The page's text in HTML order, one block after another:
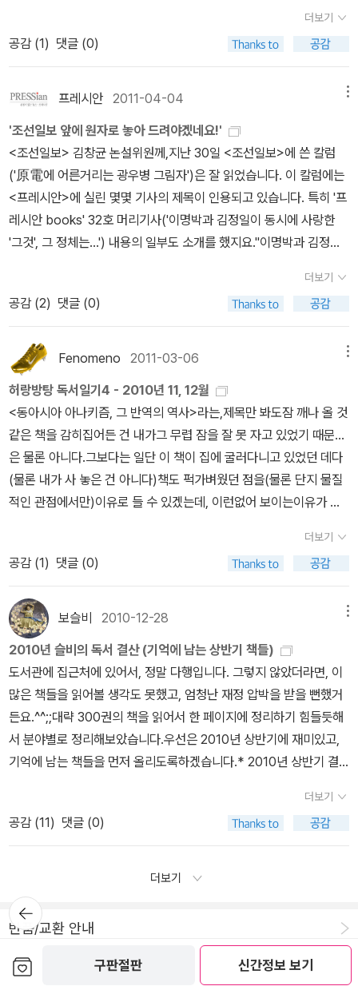
구판절판 신간정보 보기
석하고 있다. 그리고, 작가는 이 소설에서 새로운 기법을 선보이는데,
그것은 소설의 주요 인물인 세사람의 이야기를 쓰는 시점이 각각 다
다. ☆ 한가지 사건: 1964년 '도쿄 올림픽'♡ 두가지 시제: 시마자키
구니오(과거시점) 스가 다다시 와 마사오 형사(현재시점)
♧세가지 시각 : 구니오, 스가 다다시, 마사오 만약, '오쿠다 히데오'의
단편이나 비교적 짧은 장편소설을 읽은 독자들이라면, <올림픽의 몸
값>을 읽어보라고 권하고 싶다. 이번에 '오쿠다 히데오'는 <침묵의 거
리에서>를 출간하였다. 일본 교육현장에서 벌어지는 이지메 현상, 즉
집단 따돌림이 이 소설의 이야기의 중심축이 된다. 국내외 소설 중에
롭힘. 이런 이야기는 읽으면서도, 다 읽고 난 후에도 가슴이 먹먹해지
는 이야기이다. 비단 일본 뿐만아니라 우리나라에서도 잊을만하면 일
어나는 청소년 사건이기도 하다. 1~2년 전에 일어난 대구 왕따 중학
생 자살 사건을 보면, 친구처럼 함께 어울리는 아이들이 한 친구를 폭
행하고 고문하고, 게임 아이템을 높이기 위해서 협박까지 하자 그를
견디지 못하고 세상을 떠났다. 그 학생들이 바로 <침묵의 거리>에 나
오는 학생들처럼 중학교 2학년, 14살 아이였다. 이 책의 뒷 표지글에
는 ' 첫 장의 예측이 무엇이건, 마지막 장에 배신당한다.' 라는 글이 씌
여있다. 그러나 1권을 다 읽을 때까지는 독자들의 예측이 그리 빗나가
지는 않는다. 그리고 이 소설은 결코 어떤 예측을 하기 보다는 처음의
생각에서 그리 벗어나지 않는 범위내의 이야기로 1권을 마친다.그런
생들에게 일어날 수 있는 왕따 문제, 그로 인하여 일어나는 사건을 다
양한 시점에서 풀어나가는 점에 주목할 필요가 있다. 기말고사를 앞
둔 어느 여름날 오후 7시경, 학교에는 기말고사를 출제하던 선생님들
이 있었다. 아지마 선생님은 학교를 둘러 보던 중에 운동부실 지붕 또
는 근처의 은행나무에서 떨어져 도랑에 머리를 박고 죽은 학생을 발
견하게 된다. 운동부실 지붕 위에는 생긴지 얼마 안 되는 5쌍의 운동
화 발자국이 찍혀 있다.' 사건일까, 사고일까' 이 일을 수사하기 위한
경찰, 취재하기 위한 기자 그리고 검사가 다각적인 분석을 하게 된다.
죽은 아이는 중학교 2학년생인데, 그 지역에서 포목점을 하는 유복한
하기 때문에 같은 테니스부 학생들에게 따돌림을 당한 것을 휴대전화
통화내역을 통해서 알게 된다. 그리고 죽은 학생인 나구라 유이치의
경찰 조사를 받게 되고, 그 중의 2명의 만13살이기에 아동상담소로,
2명은 만 14살이기에 체포된다. 여기에서 잠깐 이와같이 집단 괴롭
힘에 시달리다가 자살을 한 중학생에 관련된 소설 중에는 만 14살에
큰 의미를 둔 소설들이 여럿 있다.일본 작가의 소설 중에서 중학생과
관련된 사건에 관한 소설을 살펴보면,여류작가인 '미나토 가나에'의 <
단색일까? 설마... 내용 ★★★★★ 디자인,편집 ★☆ (종이질이 이
게 뭔가요?) 2. 마시모 카를로토 <잘가요 내사랑, 안녕> 범죄소설
의 대가라는 마시모 카를로토의 하드보일드 누아르 소설.배신과 범죄
가 넘실대고 주인공마저 악당ㅋㅋㅋ 굉장히 재미있었다. 내용 ★★
오쿠다 히데오 <올림픽의 몸값> 2권이란 부담때문에, 오래동안 읽지
못하다 며칠 전 겨우 읽음. 재미도 있고, 생각할 거리도 있는 훌륭한
작품. 내용 ★★★★★ 디자인,편집 ★★★★ 4. 모리무라 세
이이치 <인간의 증명> 일본에서 770만부 이상 팔린 이유가 있네요.
40년전 작품이라고 생각할 수 없는 세련미에 문학적 향취까지. 거기
다 읽는 재미까지 있음. <화차>와 비슷한 느낌이라 체크해 두었는데,
모리무라 세이이치는 사회파의 거장이었군요. 도리어 '<화차>가 <인
간의 증명>과 비슷한 느낌이다'란 표현이 정확한 거였음. 단, '무네스
했던데 이해가 안 됨. 이 책이 나온시기에는 국민학교여서? 그런 생
각이라면 일본에서 쓰는 용어인 소학교라고 해야죠? 내용 ★★★★
★ 디자인,편집 ★★★
더보기
공감 (1) 댓글 (0)
프레시안 2011-04-04
'조선일보 앞에 원자로 놓아 드려야겠네요!'
<조선일보> 김창균 논설위원께,지난 30일 <조선일보>에 쓴 칼럼
('原電에 어른거리는 광우병 그림자')은 잘 읽었습니다. 이 칼럼에는
<프레시안>에 실린 몇몇 기사의 제목이 인용되고 있습니다. 특히 '프
레시안 books' 32호 머리기사('이명박과 김정일이 동시에 사랑한
'그것', 그 정체는…') 내용의 일부도 소개를 했지요.''이명박과 김정일,
성 정책과 김정일의 핵무기 개발을 동렬(同列)에 놓는다. 남·북한의
지도자가 세상 어떻게 돌아가는지 모르고 핵 장난을 하고 있다고 싸
잡아 비난한다.'그 글은 편지 형식을 빌려서 원자력 에너지를 놓고 대
중들이 가지고 있는 몇 가지 신화를 책 몇 권을 중심에 놓고 정리한 서
평입니다. 그 중에는 '원자력 발전소와 핵무기의 경계가 대중이 생각
하는 것처럼 그렇게 또렷하지 않다'는 지적도 있는데, 제목은 그 대목
을 눈에 띄게 뽑은 것이지요.사실 칼럼을 읽고서 쓴웃음이 나왔습니
다. 글을 인용하는 방식이 제목만 보고 신경질적으로 반응하는 식이
었기 때문입니다. '1등 신문을 자처하는 언론의 논설위원이 쓴 글치고
는…' 하면서 덮었지요. 마침 그 칼럼에 기사 제목이 인용된 동료 기자
가 반론을 쓴다고도 했고요. ▲ <원전을 멈춰라 : 체르노빌이 예언한
후쿠시마>(히로세 다카시 지음, 김원식 옮김, 이음 펴냄). ⓒ이음 히
로세 다카시의 <원전을 멈춰라 : 체르노빌이 예언한 후쿠시마>(김원
력 발전소의 위험을 정리한 이 책이 특별히 '원자력 에너지와 저널리
즘의 유착'을 다루면서, 언론의 책임을 특히 강조하고 있기 때문입니
다.히로세 다카시의 <원전을 멈춰라>는 원래 체르노빌 원자력 발전
소 사고가 난 지 1년이 지난 1987년에 일본에서 나와서 화제가 되었
던 책입니다. 국내에서는 1990년에 소개가 된 적이 있는데, 이번 후
쿠시마 사고에 맞춰서 출판사에서 발 빠르게 재출간을 했습니다.예전
에 읽었던 책을, 다시 뒤적이면서 저는 '아!' 하고 탄식을 할 수밖에 없
었습니다. 이미 20년 전에 이번 후쿠시마 사고를 정확히 예측하고 있
리스트로 꼽히는데, 이 책의 다음 대목은 그의 명성이 헛된 것이 아님
을 보여줍니다.'(지진, 해일이 일어나면) 정전이 됩니다. 예비 전원도
망가지고 그 순간 긴급 장치가 움직이지 않게 될 가능성도 큽니다.
니라 전 세계를 말기적인 사태로 몰아넣는 엄청난 재해가 일어날 것
입니다.' (199쪽)원자력의 진실 : 93% vs 33%이 책에서 히로세 다
카시는 아주 강한 어조로 원자력 에너지의 진실을 대중에게 제대로
전달하지 못하는 언론의 행태를 비판합니다. 그가 전하는 사실상 원
더보기
공감 (2) 댓글 (0)
Fenomeno 2011-03-06
허랑방탕 독서일기4 - 2010년 11, 12월
<동아시아 아나키즘, 그 반역의 역사>라는,제목만 봐도잠 깨나 올 것
같은 책을 감히집어든 건 내가그 무렵 잠을 잘 못 자고 있었기 때문...
은 물론 아니다.그보다는 일단 이 책이 집에 굴러다니고 있었던 데다
(물론 내가 사 놓은 건 아니다)책도 퍽가벼웠던 점을(물론 단지 물질
적인 관점에서만)이유로 들 수 있겠는데, 이런없어 보이는이유가 별
적인 계기가 되었다고 말해도 좋겠다. 과연 일본의 도쿄 올림픽 개최
를 다이너마이트 폭발로 위협하며'올림픽의 몸값'을 요구하는,소설 속
주인공 시마자키 구니오를 단지 '아나키스트'라는 하나의 단어로 대치
할 수 있을 것인지는 잘 모르겠지만, 어쩐지 악당과 정의의 사도 사이
를 왔다 갔다 하는 듯한주인공의 행보를보자니'위험'과 '매력'을 동시
에 풍기는 듯한 '아나키스트'에게도 약간이나마관심이 갔던것이다.그
러나 결론부터 말하자면,그리하여 슬며시 집어든 <동아시아 아나키
즘, 그 반역의 역사>는 솔직히 내 기대와는 조금 달랐다. 얄팍한 책임
에도 진도는 잘 나가지 않았고, 특히 동아시아 아나키스트의 어떤 '위
험한 매력'을 드러내는 데에도 충분치 않았다. 본래 잠 못 들어 고민하
는 일도 드물었으니 수면제로 유용하지 않았음도 물론이다.노파심에
서 말하자면, 이건 책이 나빴다거나 혹은 형편없었다든가하는 따위의
이야기는 당연히 아니다(자랑은 아니지만 나는 아나키즘에 관한한 문
가 책장 한쪽에 꼽혀있는 '아나키스트' 어쩌고저쩌고 하는제목의 책을
발견하고는, 더욱이 그 책이 비교적 얄팍하기에 내심 반가워하며 그
보다 더 얄팍한 마음으로 책을 펼쳐든, 그러니까 이건 애당초 접근방
향이 사뭇 달랐던 한 독자의 가벼운 불평일 뿐인 것이다. 하지만그러
한 가벼운 접근에 따른 가벼운 실망에도 불구하고이 책에서 몇 가지
더보기
공감 (1) 댓글 (0)
보슬비 2010-12-28
2010년 슬비의 독서 결산 (기억에 남는 상반기 책들)
도서관에 집근처에 있어서, 정말 다행입니다. 그렇지 않았더라면, 이
많은 책들을 읽어볼 생각도 못했고, 엄청난 재정 압박을 받을 뻔했거
든요.^^;;대략 300권의 책을 읽어서 한 페이지에 정리하기 힘들듯해
서 분야별로 정리해보았습니다.우선은 2010년 상반기에 재미있고,
기억에 남는 책들을 먼저 올리도록하겠습니다.* 2010년 상반기 결
751쪽 평균 권당 가격으로는 9,753원, 권당 페이즈로는 330페이지
를 읽은셈판매가 : 10,800원 300쪽 (1월1일~ 1월 2일)한비야님의
글은 언제 읽어도 가슴 뛰게 하는 매력이 있어요.판매가 : 6,210원33
5쪽(1월1일~9월 17일) 챕터단위로 명상하듯 읽어서인지 오래동안
이 책을 읽었습니다. '어린왕자' 이후로 매년 읽고 싶게 한 책이었고,
이 책만은 소장하기로 했습니다.판매가 : 11,700원376쪽(2월17일
~ 2월18일)진부할뻔한 소재를 굉장한 소설로 만들어 버린 책. 영화
로 만나고 싶어요.판매가 : 7,920원 181쪽(3월13일 ~ 3월 13일)청
난 우기 속에서 살쾡이를 수색하는 과정과 비 그친후 그 열기에 눈앞
더보기
공감 (11) 댓글 (0)
더보기
반품/교환 안내
뒤로가
기